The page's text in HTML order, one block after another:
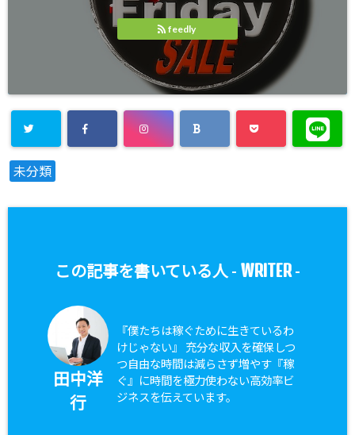
feedly
未分類
この記事を書いている人 - WRITER-
田中洋
行
『僕たちは稼ぐために生きているわ
けじゃない』 充分な収入を確保しつ
つ自由な時間は減らさず増やす『稼
ぐ』に時間を極力使わない高効率ビ
ジネスを伝えています。